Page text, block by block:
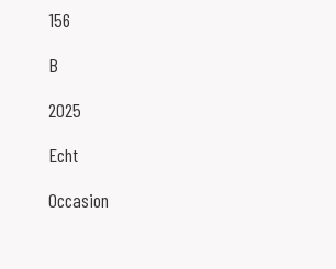
156
B
2025
Echt
Occasion